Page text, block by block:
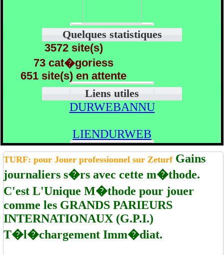
Quelques statistiques
3572 site(s)
73 cat�goriess
651 site(s) en attente
Liens utiles
DURWEBANNU
LIENDURWEB
TURF: pour Jouer professionnel sur ZeturfGains
journaliers s�rs avec cette m�thode.
C'est L'Unique M�thode pour jouer
comme les GRANDS PARIEURS
INTERNATIONAUX (G.P.I.)
T�l�chargement Imm�diat.